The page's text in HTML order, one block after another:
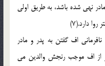
نهى شده باشد، به طریق اولى
دارد.(7)
اف گفتن به پدر و مادر
از اف موجب رنجش والدین مى